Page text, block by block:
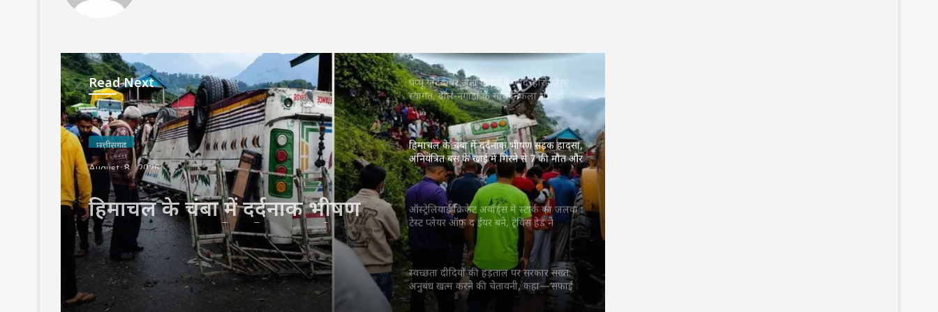
Read Next
छत्तीसगढ़
August 8, 2026
हिमाचल के चंबा में दर्दनाक भीषण
सड़क हादसा, अनियंत्रित बस के खाई
में गिरने से 7 की मौत और कई घायल
पप्पू यादव पर जूता फेंकने के बाद ‘हीरो’ जैसा
स्वागत, ढोल-नगाड़ों के साथ निकला रोड शो
हिमाचल के चंबा में दर्दनाक भीषण सड़क हादसा,
अनियंत्रित बस के खाई में गिरने से 7 की मौत और
कई घायल
ऑस्ट्रेलियाई क्रिकेट अवॉर्ड्स में स्टार्क का जलवा :
टेस्ट प्लेयर ऑफ द ईयर बने, ट्रेविस हेड ने
लगातार दूसरी बार जीता एलन बॉर्डर मेडल
स्वच्छता दीदियों की हड़ताल पर सरकार सख्त:
अनुबंध खत्म करने की चेतावनी, कहा—‘सफाई
व्यवस्था बिगड़ी तो अफसर जिम्मेदार’